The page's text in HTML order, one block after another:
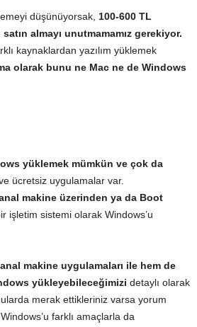
düşünüyorsak, 100-600 TL
almayı unutmamamız gerekiyor.
kaynaklardan yazılım yüklemek
olarak bunu ne Mac ne de Windows
yüklemek mümkün ve çok da
ücretsiz uygulamalar var.
makine üzerinden ya da Boot
işletim sistemi olarak Windows’u
makine uygulamaları ile hem de
yükleyebileceğimizi detaylı olarak
merak ettikleriniz varsa yorum
farklı amaçlarla da